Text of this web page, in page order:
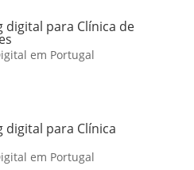
digital para Clínica de
em Portugal
digital para Clínica
em Portugal